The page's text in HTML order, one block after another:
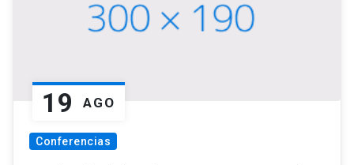
19 AGO
Conferencias